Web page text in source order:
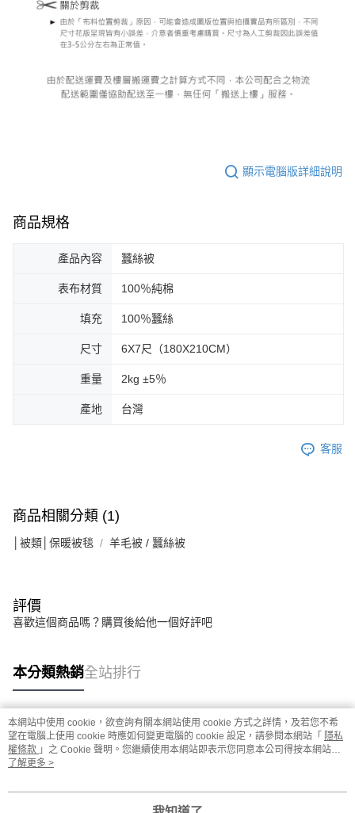
顯示電腦版詳細說明
商品規格
產品內容 蠶絲被
表布材質 100％純棉
填充 100％蠶絲
尺寸 6X7尺（180X210CM）
重量 2kg ±5％
產地 台灣
客服
商品相關分類 (1)
│被類│保暖被毯 羊毛被 / 蠶絲被
評價
喜歡這個商品嗎？購買後給他一個好評吧
本分類熱銷全站排行
熱門標籤
本網站中使用 cookie，欲查詢有關本網站使用 cookie 方式之詳情，及若您不希
望在電腦上使用 cookie 時應如何變更電腦的 cookie 設定，請參閱本網站「 隱私
權條款 」之 Cookie 聲明。您繼續使用本網站即表示您同意本公司得按本網站使
用條款之 Cookie 聲明使用 cookie。
了解更多 >